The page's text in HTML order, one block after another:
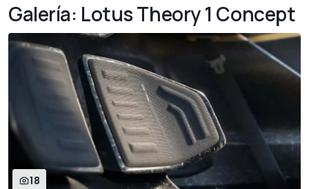
Galería: Lotus Theory 1 Concept
18